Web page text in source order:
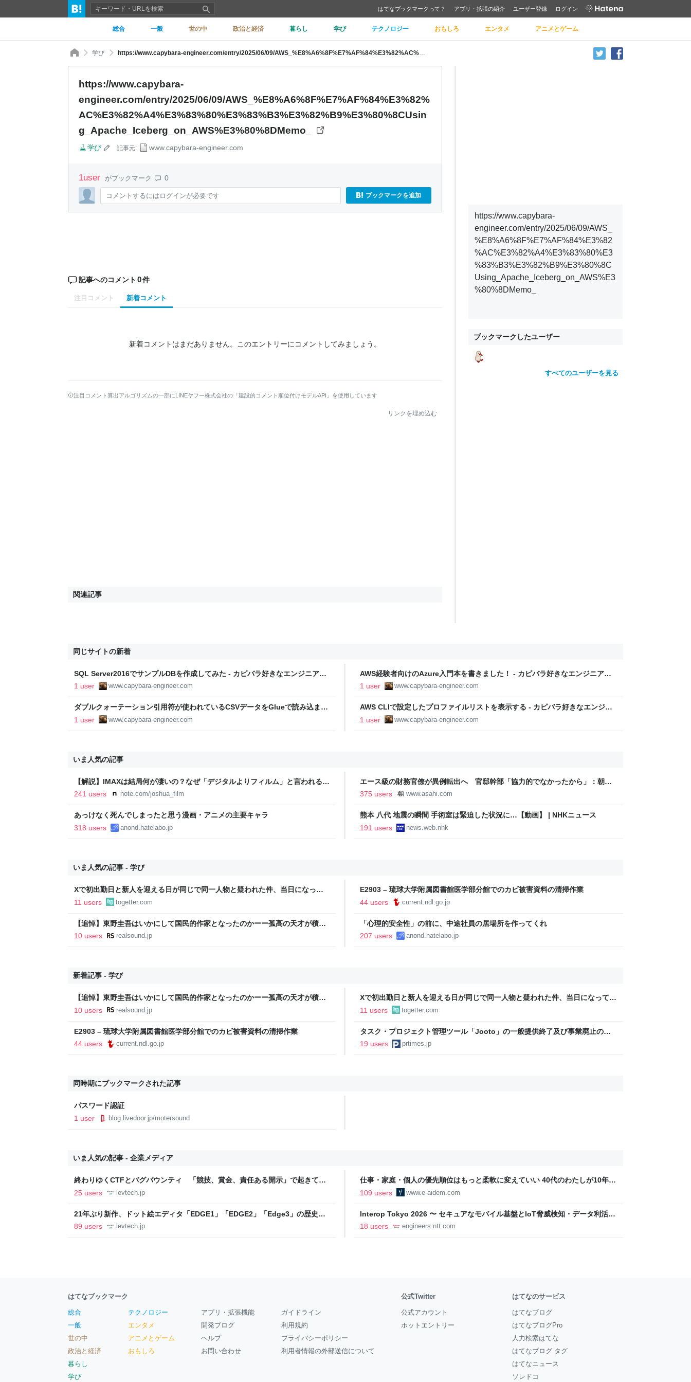
はてなブックマークって？ アプリ・拡張の紹介 ユーザー登録 ログイン
総合 一般 世の中 政治と経済 暮らし 学び テクノロジー おもしろ エンタメ アニメとゲーム
学び
https://www.capybara-
engineer.com/entry/2025/06/09/AWS_%E8%A6%8F%E7%AF%84%E3%82%
AC%E3%82%A4%E3%83%80%E3%83%B3%E3%82%B9%E3%80%8CUsin
g_Apache_Iceberg_on_AWS%E3%80%8DMemo_
学び 記事元: www.capybara-engineer.com
1user がブックマーク 0
コメントするにはログインが必要です ブックマークを追加
記事へのコメント 0件
注目コメント 新着コメント
新着コメントはまだありません。 このエントリーにコメントしてみましょう。
注目コメント算出アルゴリズムの一部にLINEヤフー株式会社の「建設的コメント順位付けモデルAPI」を使用しています
リンクを埋め込む
関連記事
https://www.capybara-
engineer.com/entry/2025/06/09/AWS_
%E8%A6%8F%E7%AF%84%E3%82
%AC%E3%82%A4%E3%83%80%E3
%83%B3%E3%82%B9%E3%80%8C
Using_Apache_Iceberg_on_AWS%E3
%80%8DMemo_
ブックマークしたユーザー
すべてのユーザーを見る
同じサイトの新着
SQL Server2016でサンプルDBを作成してみた - カピバラ好きなエンジニアブ
ログ
1 user www.capybara-engineer.com
AWS経験者向けのAzure入門本を書きました！ - カピバラ好きなエンジニアブ
ログ
1 user www.capybara-engineer.com
ダブルクォーテーション引用符が使われているCSVデータをGlueで読み込ませ
る(Athena未使用) - カピバラ好きなエンジニアブログ
1 user www.capybara-engineer.com
AWS CLIで設定したプロファイルリストを表示する - カピバラ好きなエンジニ
アブログ
1 user www.capybara-engineer.com
いま人気の記事
【解説】IMAXは結局何が凄いの？なぜ「デジタルよりフィルム」と言われるの
か？｜Joshua Connolly
241 users note.com/joshua_film
エース級の財務官僚が異例転出へ 官邸幹部「協力的でなかったから」：朝日
新聞
375 users www.asahi.com
あっけなく死んでしまったと思う漫画・アニメの主要キャラ
318 users
anond.hatelabo.jp
熊本 八代 地震の瞬間 手術室は緊迫した状況に…【動画】 | NHKニュース
191 users
news.web.nhk
いま人気の記事 - 学び
Xで初出勤日と新人を迎える日が同じで同一人物と疑われた件、当日になって
同じ会社だったことが判明…新人は早速「最悪」と投稿、その後に「上司は無
11 users togetter.com
E2903 – 琉球大学附属図書館医学部分館でのカビ被害資料の清掃作業
44 users
current.ndl.go.jp
【追悼】東野圭吾はいかにして国民的作家となったのかーー孤高の天才が積み
重ねてきた“挑戦”の軌跡
10 users realsound.jp
「心理的安全性」の前に、中途社員の居場所を作ってくれ
207 users
anond.hatelabo.jp
新着記事 - 学び
【追悼】東野圭吾はいかにして国民的作家となったのかーー孤高の天才が積み
重ねてきた“挑戦”の軌跡
10 users realsound.jp
Xで初出勤日と新人を迎える日が同じで同一人物と疑われた件、当日になって同
じ会社だったことが判明…新人は早速「最悪」と投稿、その後に「上司は無
11 users togetter.com
E2903 – 琉球大学附属図書館医学部分館でのカビ被害資料の清掃作業
44 users
current.ndl.go.jp
タスク・プロジェクト管理ツール「Jooto」の一般提供終了及び事業廃止の決
定に関するお知らせ
19 users prtimes.jp
同時期にブックマークされた記事
パスワード認証
1 user
blog.livedoor.jp/motersound
いま人気の記事 - 企業メディア
終わりゆくCTFとバグバウンティ 「競技、賞金、責任ある開示」で起きてい
ること【フォーカス】 - レバテックLAB
25 users levtech.jp
仕事・家庭・個人の優先順位はもっと柔軟に変えていい 40代のわたしが10年後
の自分に伝えたいこと - りっすん by イーアイデム
109 users www.e-aidem.com
21年ぶり新作、ドット絵エディタ「EDGE1」「EDGE2」「Edge3」の歴史に
ついて作者に聞く【フォーカス】 - レバテックLAB
89 users levtech.jp
Interop Tokyo 2026 〜 セキュアなモバイル基盤とIoT脅威検知・データ利活用
への取り組み 〜 - NTT docomo Business Engineers' Blog
18 users engineers.ntt.com
はてなブックマーク
総合
一般
世の中
政治と経済
暮らし
学び
テクノロジー
エンタメ
アニメとゲーム
おもしろ
アプリ・拡張機能
開発ブログ
ヘルプ
お問い合わせ
ガイドライン
利用規約
プライバシーポリシー
利用者情報の外部送信について
公式Twitter
公式アカウント
ホットエントリー
はてなのサービス
はてなブログ
はてなブログPro
人力検索はてな
はてなブログ タグ
はてなニュース
ソレドコ